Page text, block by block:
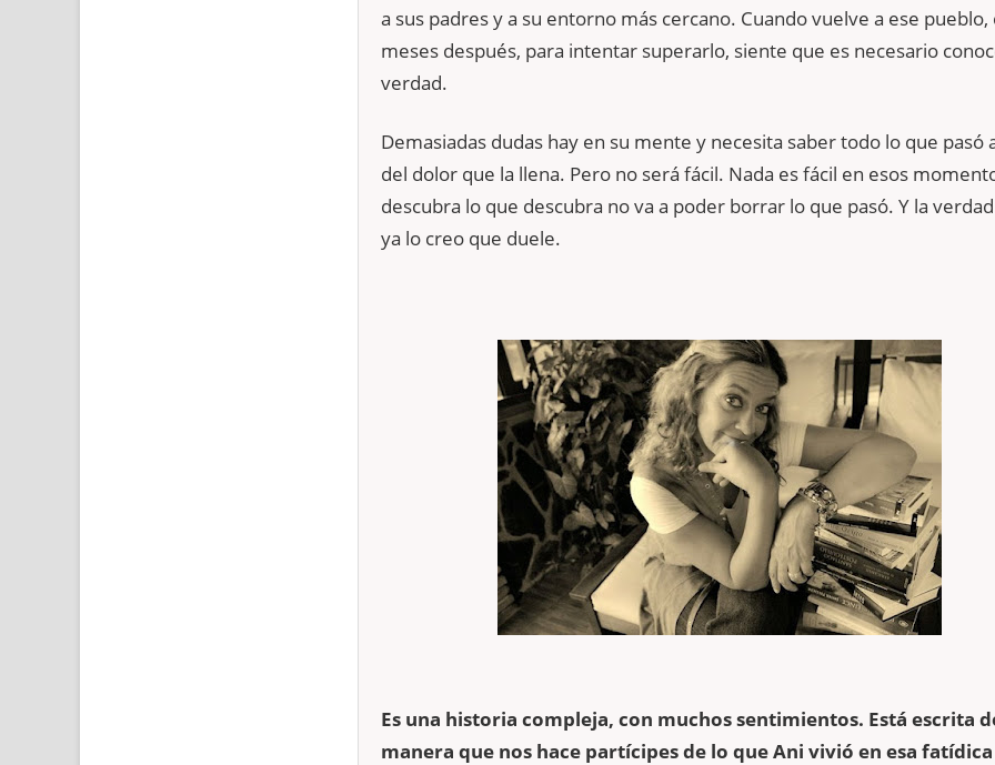
a sus padres y a su entorno más cercano. Cuando vuelve a ese pueblo,
meses después, para intentar superarlo, siente que es necesario
verdad.
Demasiadas dudas hay en su mente y necesita saber todo lo que pasó
del dolor que la llena. Pero no será fácil. Nada es fácil en esos
descubra lo que descubra no va a poder borrar lo que pasó. Y la
ya lo creo que duele.
Es una historia compleja, con muchos sentimientos. Está escrita
manera que nos hace partícipes de lo que Ani vivió en esa fatídica